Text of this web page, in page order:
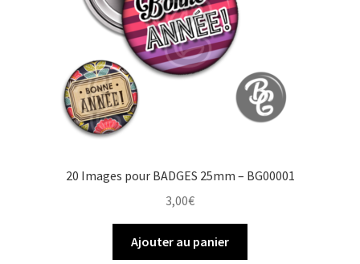
20 Images pour BADGES 25mm – BG00001
3,00€
Ajouter au panier